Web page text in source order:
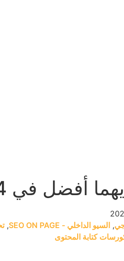
أفضل في 2024
, السيو الداخلي - SEO ON PAGE ,
كتابة المحتوى